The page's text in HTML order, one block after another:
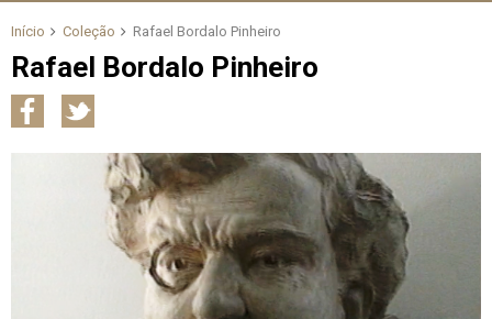
Início Coleção Rafael Bordalo Pinheiro
Rafael Bordalo Pinheiro